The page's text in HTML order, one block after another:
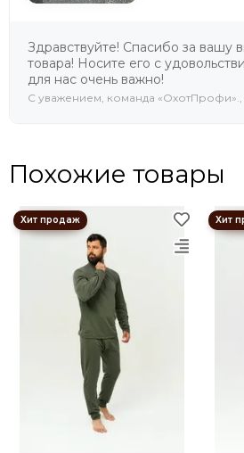
Здравствуйте! Спасибо за вашу
товара! Носите его с
для нас очень важно!
C уважением, команда «ОхотПрофи».,
Похожие товары